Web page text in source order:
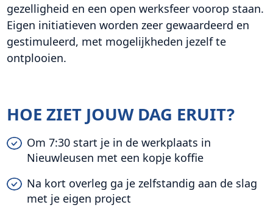
gezelligheid en een open werksfeer voorop staan.
Eigen initiatieven worden zeer gewaardeerd en
gestimuleerd, met mogelijkheden jezelf te
ontplooien.
HOE ZIET JOUW DAG ERUIT?
Om 7:30 start je in de werkplaats in
Nieuwleusen met een kopje koffie
Na kort overleg ga je zelfstandig aan de slag
met je eigen project